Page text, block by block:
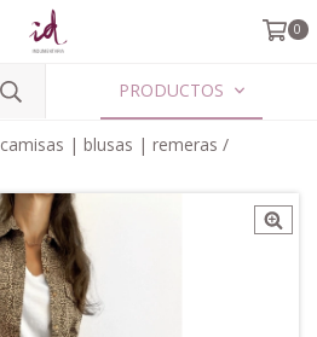
0
PRODUCTOS
camisas | blusas | remeras /